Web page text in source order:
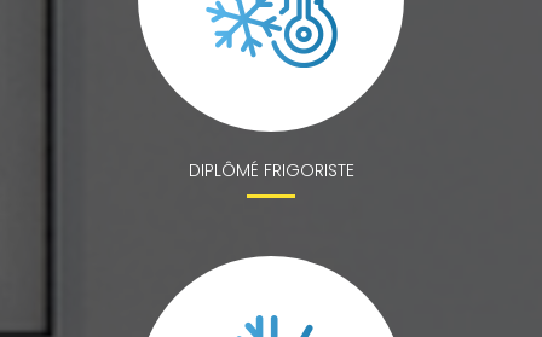
DIPLÔMÉ FRIGORISTE